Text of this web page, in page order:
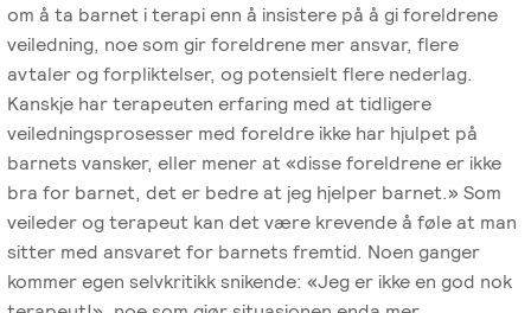
om å ta barnet i terapi enn å insistere på å gi foreldrene
veiledning, noe som gir foreldrene mer ansvar, flere
avtaler og forpliktelser, og potensielt flere nederlag.
Kanskje har terapeuten erfaring med at tidligere
veiledningsprosesser med foreldre ikke har hjulpet på
barnets vansker, eller mener at «disse foreldrene er ikke
bra for barnet, det er bedre at jeg hjelper barnet.» Som
veileder og terapeut kan det være krevende å føle at man
sitter med ansvaret for barnets fremtid. Noen ganger
kommer egen selvkritikk snikende: «Jeg er ikke en god nok